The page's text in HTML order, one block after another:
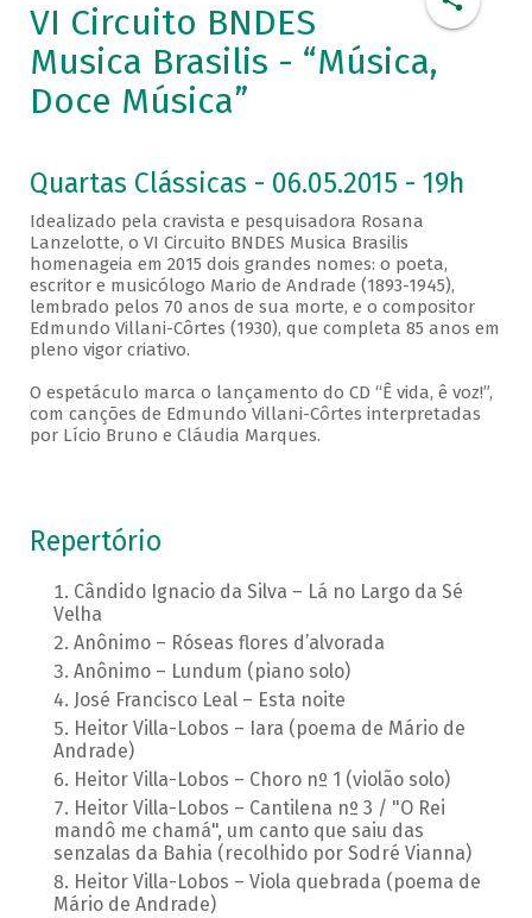
VI Circuito BNDES
Musica Brasilis - “Música,
Doce Música”
Quartas Clássicas - 06.05.2015 - 19h
Idealizado pela cravista e pesquisadora Rosana
Lanzelotte, o VI Circuito BNDES Musica Brasilis
homenageia em 2015 dois grandes nomes: o poeta,
escritor e musicólogo Mario de Andrade (1893-1945),
lembrado pelos 70 anos de sua morte, e o compositor
Edmundo Villani-Côrtes (1930), que completa 85 anos em
pleno vigor criativo.
O espetáculo marca o lançamento do CD “Ê vida, ê voz!”,
com canções de Edmundo Villani-Côrtes interpretadas
por Lício Bruno e Cláudia Marques.
Repertório
Cândido Ignacio da Silva – Lá no Largo da Sé
Velha
Anônimo – Róseas flores d’alvorada
Anônimo – Lundum (piano solo)
José Francisco Leal – Esta noite
Heitor Villa-Lobos – Iara (poema de Mário de
Andrade)
Heitor Villa-Lobos – Choro nº 1 (violão solo)
Heitor Villa-Lobos – Cantilena nº 3 / "O Rei
mandô me chamá", um canto que saiu das
senzalas da Bahia (recolhido por Sodré Vianna)
Heitor Villa-Lobos – Viola quebrada (poema de
Mário de Andrade)